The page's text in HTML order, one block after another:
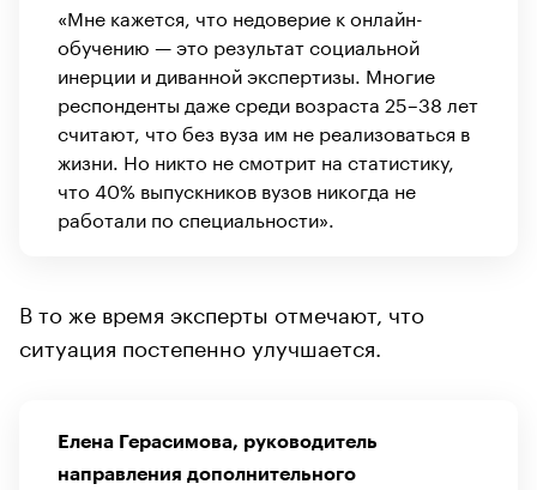
«Мне кажется, что недоверие к онлайн-
обучению — это результат социальной
инерции и диванной экспертизы. Многие
респонденты даже среди возраста 25–38 лет
считают, что без вуза им не реализоваться в
жизни. Но никто не смотрит на статистику,
что 40% выпускников вузов никогда не
работали по специальности».
В то же время эксперты отмечают, что
ситуация постепенно улучшается.
Елена Герасимова, руководитель
направления дополнительного